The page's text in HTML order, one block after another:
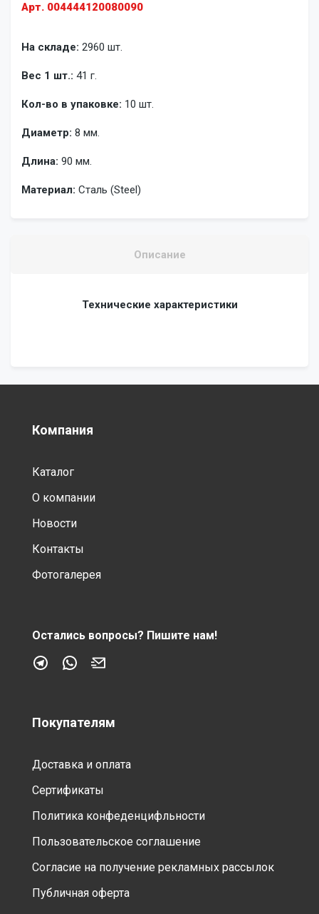
Арт. 004444120080090
На складе: 2960 шт.
Вес 1 шт.: 41 г.
Кол-во в упаковке: 10 шт.
Диаметр: 8 мм.
Длина: 90 мм.
Материал: Сталь (Steel)
Описание
Технические характеристики
Компания
Каталог
О компании
Новости
Контакты
Фотогалерея
Остались вопросы? Пишите нам!
Покупателям
Доставка и оплата
Сертификаты
Политика конфеденцифльности
Пользовательское соглашение
Согласие на получение рекламных рассылок
Публичная оферта